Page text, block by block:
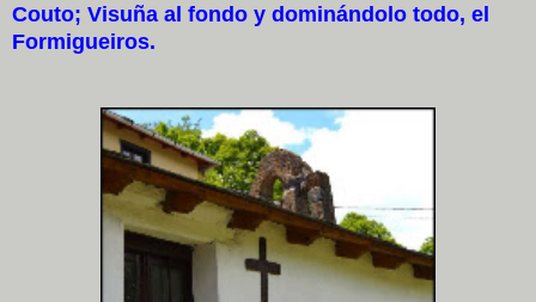
Couto; Visuña al fondo y dominándolo todo, el
Formigueiros.